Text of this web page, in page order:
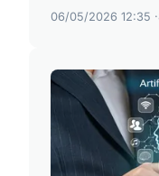
06/05/2026 12:35